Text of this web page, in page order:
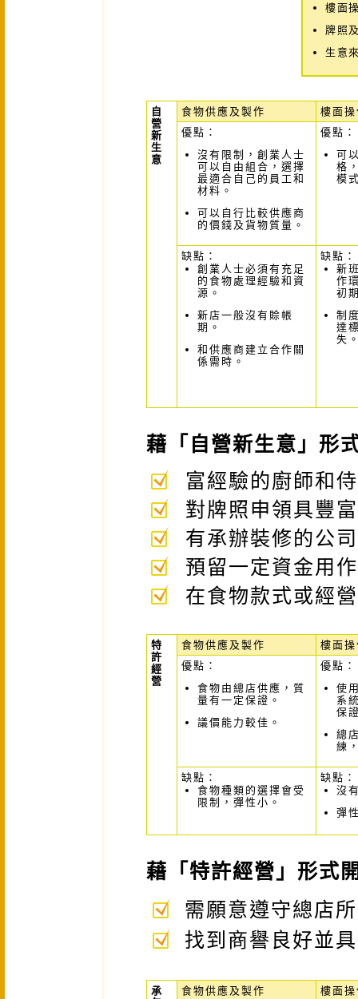
樓面
牌照
生意
自
營
新
生
意
食物供應及製作
樓面
優點：
沒有限制，創業人士
可以自由組合，選擇
最適合自己的員工和
材料。
可以自行比較供應商
的價錢及貨物質量。
優點：
可
格
模
缺點：
創業人士必須有充足
的食物處理經驗和資
源。
新店一般沒有賒帳
期。
和供應商建立合作關
係需時。
缺點：
新
作
初
制
達
失
藉「自營新生意」形
富經驗的廚師和
對牌照申領具豐
有承辦裝修的公
預留一定資金用
在食物款式或經
特
許
經
營
食物供應及製作
樓面
優點：
食物由總店供應，質
量有一定保證。
議價能力較佳。
優點：
使
系
保
總
練
缺點：
食物種類的選擇會受
限制，彈性小。
缺點：
沒
彈
藉「特許經營」形式
需願意遵守總店
找到商譽良好並
承
食物供應及製作 樓面